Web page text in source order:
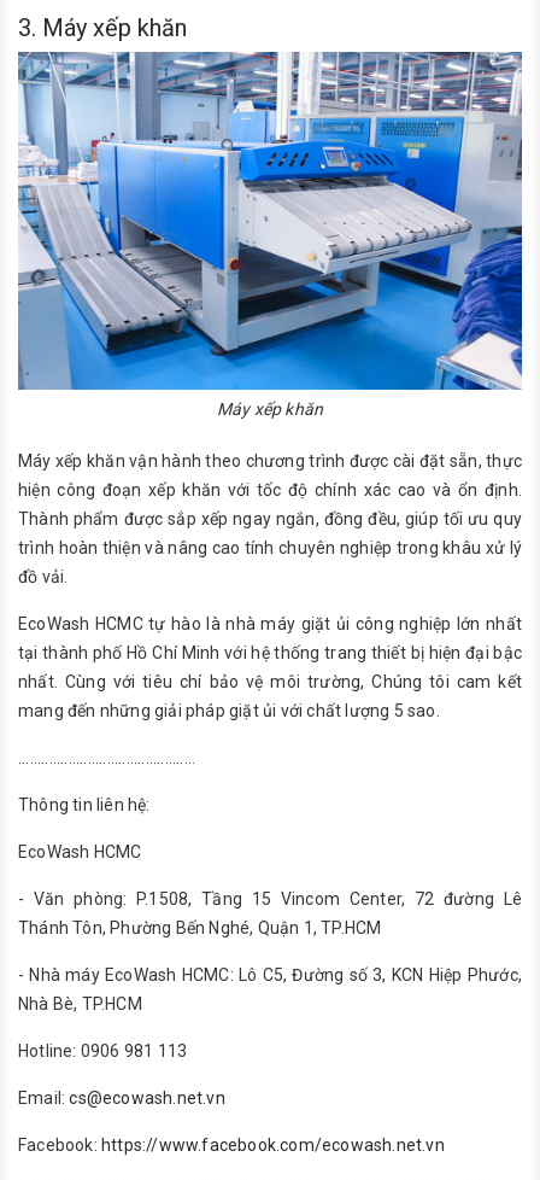
3. Máy xếp khăn
Máy xếp khăn
Máy xếp khăn vận hành theo chương trình được cài đặt sẵn, thực
hiện công đoạn xếp khăn với tốc độ chính xác cao và ổn định.
Thành phẩm được sắp xếp ngay ngắn, đồng đều, giúp tối ưu quy
trình hoàn thiện và nâng cao tính chuyên nghiệp trong khâu xử lý
đồ vải.
EcoWash HCMC tự hào là nhà máy giặt ủi công nghiệp lớn nhất
tại thành phố Hồ Chí Minh với hệ thống trang thiết bị hiện đại bậc
nhất. Cùng với tiêu chí bảo vệ môi trường, Chúng tôi cam kết
mang đến những giải pháp giặt ủi với chất lượng 5 sao.
Thông tin liên hệ:
EcoWash HCMC
- Văn phòng: P.1508, Tầng 15 Vincom Center, 72 đường Lê
Thánh Tôn, Phường Bến Nghé, Quận 1, TP.HCM
- Nhà máy EcoWash HCMC: Lô C5, Đường số 3, KCN Hiệp Phước,
Nhà Bè, TP.HCM
Hotline: 0906 981 113
Email:cs@ecowash.net.vn
Facebook: https://www.facebook.com/ecowash.net.vn